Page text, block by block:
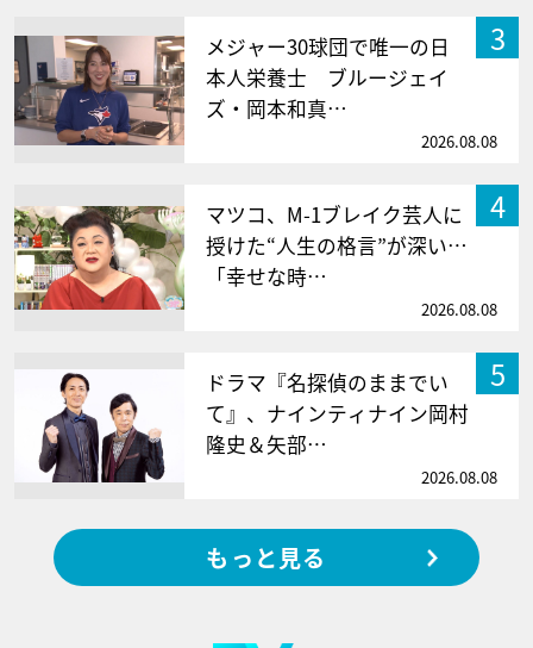
3
メジャー30球団で唯一の日
本人栄養士 ブルージェイ
ズ・岡本和真…
2026.08.08
4
マツコ、M-1ブレイク芸人に
授けた“人生の格言”が深い…
「幸せな時…
2026.08.08
5
ドラマ『名探偵のままでい
て』、ナインティナイン岡村
隆史＆矢部…
2026.08.08
もっと見る